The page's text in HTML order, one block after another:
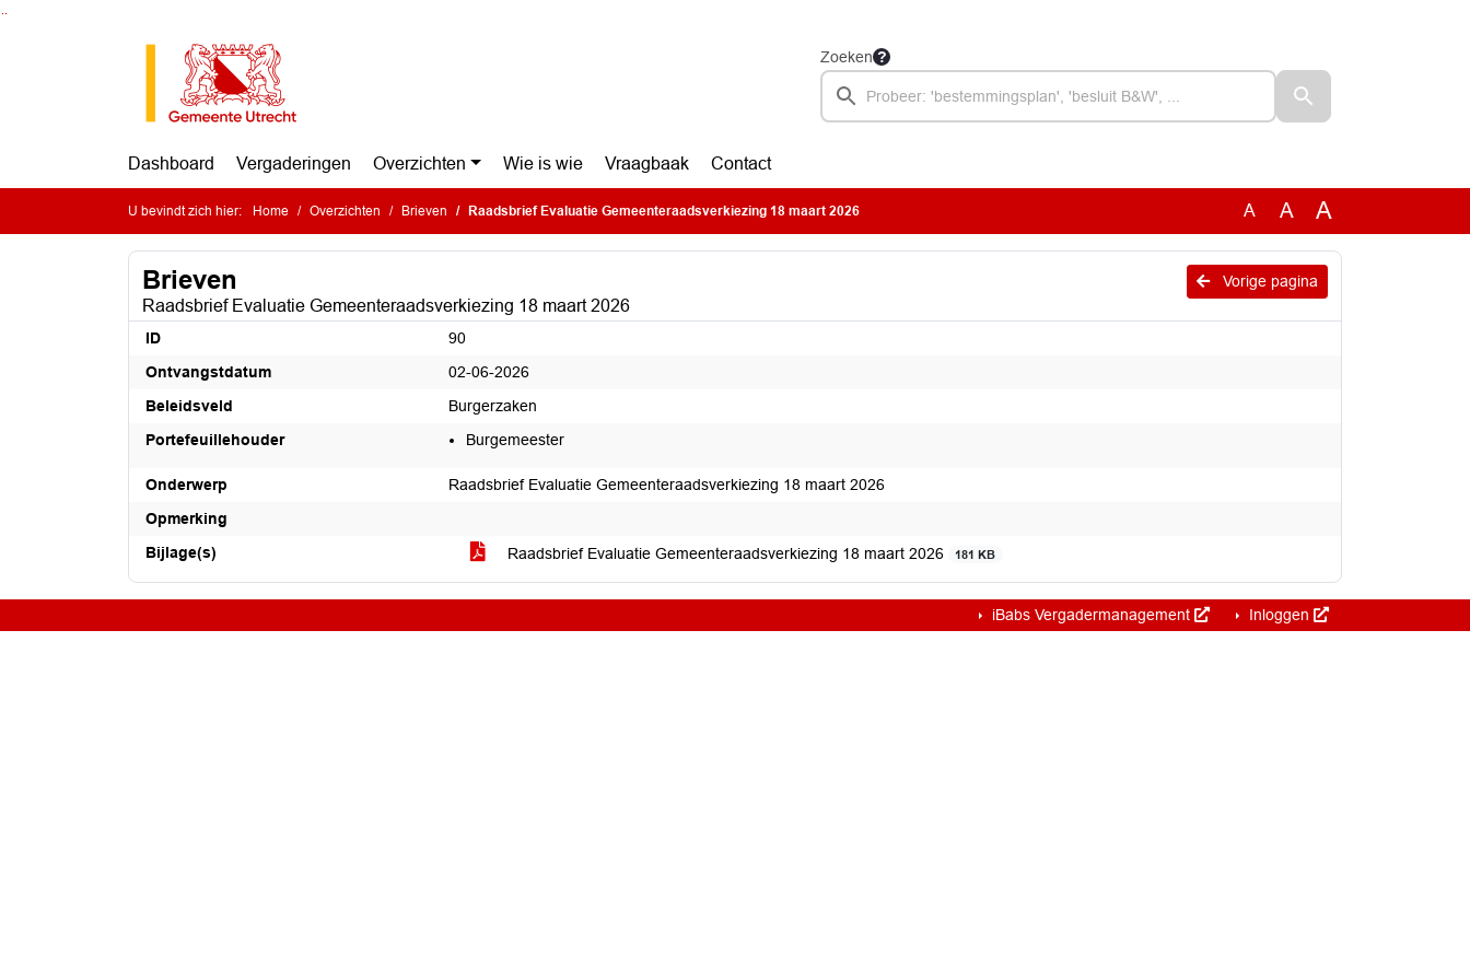
Zoeken
Dashboard Vergaderingen Overzichten Wie is wie Vraagbaak Contact
U bevindt zich hier: Home Overzichten Brieven Raadsbrief Evaluatie Gemeenteraadsverkiezing 18 maart 2026 A A A
Vorige pagina
Brieven
Raadsbrief Evaluatie Gemeenteraadsverkiezing 18 maart 2026
ID
90
Ontvangstdatum
02-06-2026
Beleidsveld
Burgerzaken
Portefeuillehouder
Burgemeester
Onderwerp
Raadsbrief Evaluatie Gemeenteraadsverkiezing 18 maart 2026
Opmerking
Bijlage(s)
Raadsbrief Evaluatie Gemeenteraadsverkiezing 18 maart 2026 181 KB
iBabs Vergadermanagement Inloggen